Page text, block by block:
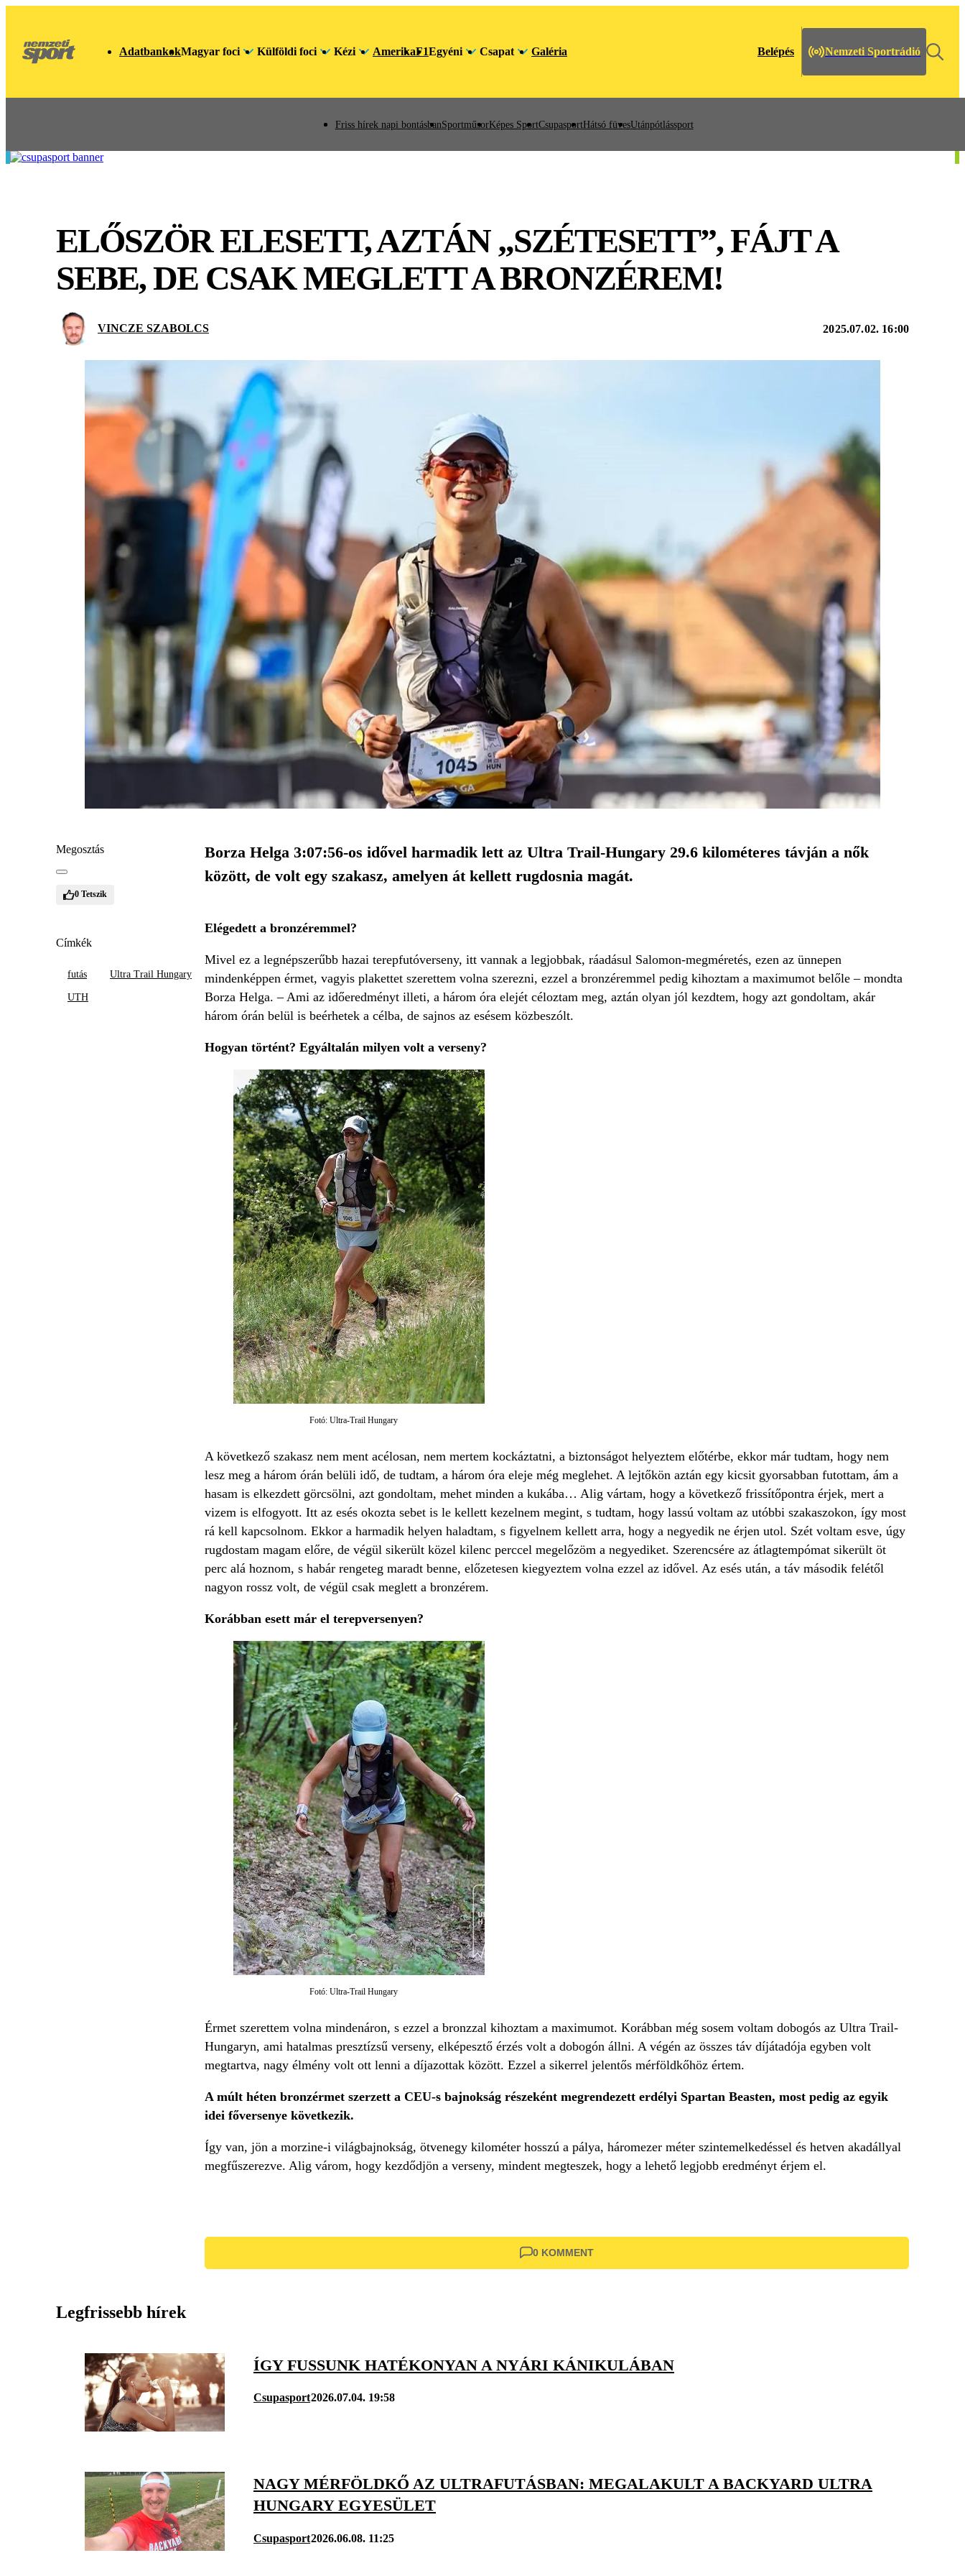
AdatbankokMagyar foci Külföldi foci Kézi AmerikaF1Egyéni Csapat Galéria Belépés Nemzeti Sportrádió
Friss hírek napi bontásbanSportműsorKépes SportCsupasportHátsó füvesUtánpótlássport
ELŐSZÖR ELESETT, AZTÁN „SZÉTESETT”, FÁJT A
SEBE, DE CSAK MEGLETT A BRONZÉREM!
VINCZE SZABOLCS 2025.07.02. 16:00
Megosztás
0 Tetszik
Címkék
futás Ultra Trail Hungary
UTH
Borza Helga 3:07:56-os idővel harmadik lett az Ultra Trail-Hungary 29.6 kilométeres távján a nők
között, de volt egy szakasz, amelyen át kellett rugdosnia magát.
Elégedett a bronzéremmel?
Mivel ez a legnépszerűbb hazai terepfutóverseny, itt vannak a legjobbak, ráadásul Salomon-megméretés, ezen az ünnepen
mindenképpen érmet, vagyis plakettet szerettem volna szerezni, ezzel a bronzéremmel pedig kihoztam a maximumot belőle – mondta
Borza Helga. – Ami az időeredményt illeti, a három óra elejét céloztam meg, aztán olyan jól kezdtem, hogy azt gondoltam, akár
három órán belül is beérhetek a célba, de sajnos az esésem közbeszólt.
Hogyan történt? Egyáltalán milyen volt a verseny?
Fotó: Ultra-Trail Hungary
A következő szakasz nem ment acélosan, nem mertem kockáztatni, a biztonságot helyeztem előtérbe, ekkor már tudtam, hogy nem
lesz meg a három órán belüli idő, de tudtam, a három óra eleje még meglehet. A lejtőkön aztán egy kicsit gyorsabban futottam, ám a
hasam is elkezdett görcsölni, azt gondoltam, mehet minden a kukába… Alig vártam, hogy a következő frissítőpontra érjek, mert a
vizem is elfogyott. Itt az esés okozta sebet is le kellett kezelnem megint, s tudtam, hogy lassú voltam az utóbbi szakaszokon, így most
rá kell kapcsolnom. Ekkor a harmadik helyen haladtam, s figyelnem kellett arra, hogy a negyedik ne érjen utol. Szét voltam esve, úgy
rugdostam magam előre, de végül sikerült közel kilenc perccel megelőzöm a negyediket. Szerencsére az átlagtempómat sikerült öt
perc alá hoznom, s habár rengeteg maradt benne, előzetesen kiegyeztem volna ezzel az idővel. Az esés után, a táv második felétől
nagyon rossz volt, de végül csak meglett a bronzérem.
Korábban esett már el terepversenyen?
Fotó: Ultra-Trail Hungary
Érmet szerettem volna mindenáron, s ezzel a bronzzal kihoztam a maximumot. Korábban még sosem voltam dobogós az Ultra Trail-
Hungaryn, ami hatalmas presztízsű verseny, elképesztő érzés volt a dobogón állni. A végén az összes táv díjátadója egyben volt
megtartva, nagy élmény volt ott lenni a díjazottak között. Ezzel a sikerrel jelentős mérföldkőhöz értem.
A múlt héten bronzérmet szerzett a CEU-s bajnokság részeként megrendezett erdélyi Spartan Beasten, most pedig az egyik
idei főversenye következik.
Így van, jön a morzine-i világbajnokság, ötvenegy kilométer hosszú a pálya, háromezer méter szintemelkedéssel és hetven akadállyal
megfűszerezve. Alig várom, hogy kezdődjön a verseny, mindent megteszek, hogy a lehető legjobb eredményt érjem el.
0 KOMMENT
Legfrissebb hírek
ÍGY FUSSUNK HATÉKONYAN A NYÁRI KÁNIKULÁBAN
Csupasport2026.07.04. 19:58
NAGY MÉRFÖLDKŐ AZ ULTRAFUTÁSBAN: MEGALAKULT A BACKYARD ULTRA
HUNGARY EGYESÜLET
Csupasport2026.06.08. 11:25